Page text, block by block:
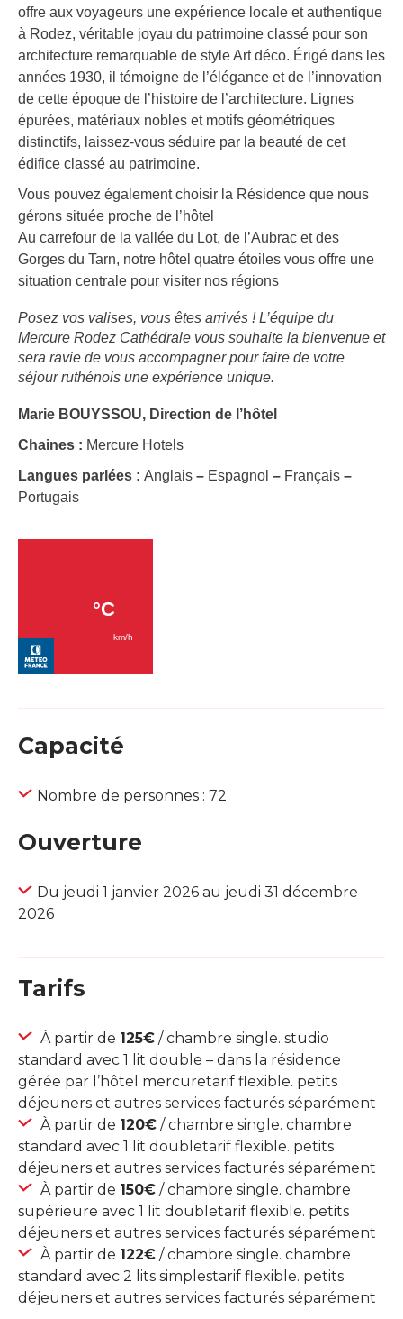
offre aux voyageurs une expérience locale et authentique
à Rodez, véritable joyau du patrimoine classé pour son
architecture remarquable de style Art déco. Érigé dans les
années 1930, il témoigne de l’élégance et de l’innovation
de cette époque de l’histoire de l’architecture. Lignes
épurées, matériaux nobles et motifs géométriques
distinctifs, laissez-vous séduire par la beauté de cet
édifice classé au patrimoine.
Vous pouvez également choisir la Résidence que nous
gérons située proche de l’hôtel
Au carrefour de la vallée du Lot, de l’Aubrac et des
Gorges du Tarn, notre hôtel quatre étoiles vous offre une
situation centrale pour visiter nos régions
Posez vos valises, vous êtes arrivés ! L’équipe du
Mercure Rodez Cathédrale vous souhaite la bienvenue et
sera ravie de vous accompagner pour faire de votre
séjour ruthénois une expérience unique.
Marie BOUYSSOU, Direction de l’hôtel
Chaines : Mercure Hotels
Langues parlées : Anglais – Espagnol – Français –
Portugais
Capacité
Nombre de personnes : 72
Ouverture
Du jeudi 1 janvier 2026 au jeudi 31 décembre
2026
Tarifs
À partir de 125€ / chambre single. studio
standard avec 1 lit double – dans la résidence
gérée par l’hôtel mercuretarif flexible. petits
déjeuners et autres services facturés séparément
À partir de 120€ / chambre single. chambre
standard avec 1 lit doubletarif flexible. petits
déjeuners et autres services facturés séparément
À partir de 150€ / chambre single. chambre
supérieure avec 1 lit doubletarif flexible. petits
déjeuners et autres services facturés séparément
À partir de 122€ / chambre single. chambre
standard avec 2 lits simplestarif flexible. petits
déjeuners et autres services facturés séparément